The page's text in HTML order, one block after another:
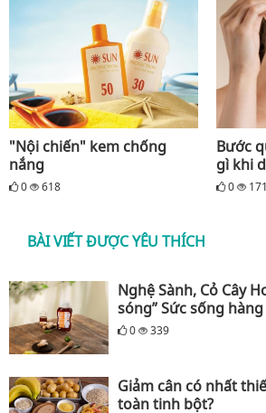
"Nội chiến" kem chống
nắng
0 618
Bước
gì khi
0
BÀI VIẾT ĐƯỢC YÊU THÍCH
Nghệ Sành, Cỏ Cây
sóng” Sức sống
0 339
Giảm cân có nhất
toàn tinh bột?